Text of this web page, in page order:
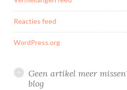
Reacties feed
WordPress.org
Geen artikel meer
blog